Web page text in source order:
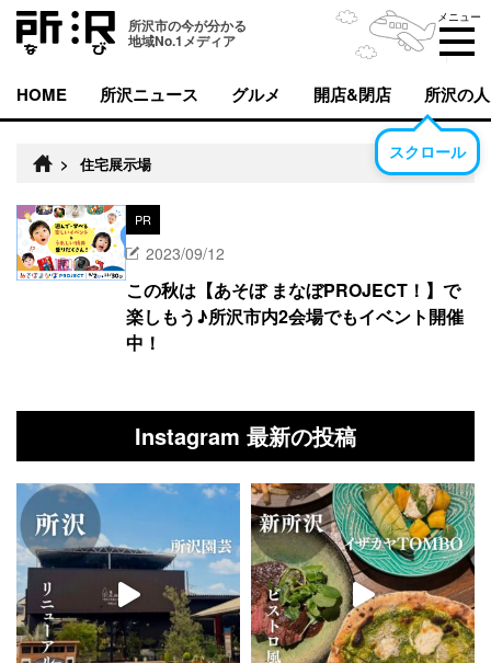
所沢市の今が分かる
地域No.1メディア
メニュー
HOME 所沢ニュース グルメ 開店&閉店 所沢の人
スクロール
> 住宅展示場
PR
2023/09/12
この秋は【あそぼ まなぼPROJECT！】で
楽しもう♪所沢市内2会場でもイベント開催
中！
Instagram 最新の投稿